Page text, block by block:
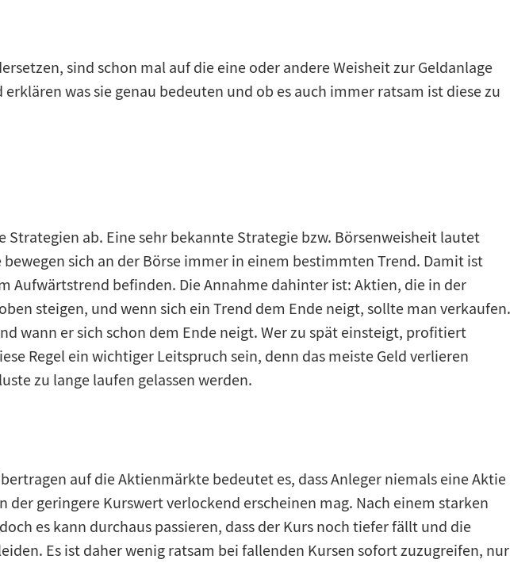
sind schon mal auf die eine oder andere Weisheit zur Geldanlage
was sie genau bedeuten und ob es auch immer ratsam ist diese zu
ab. Eine sehr bekannte Strategie bzw. Börsenweisheit lautet
sich an der Börse immer in einem bestimmten Trend. Damit ist
Aufwärtstrend befinden. Die Annahme dahinter ist: Aktien, die in der
steigen, und wenn sich ein Trend dem Ende neigt, sollte man verkaufen.
wann er sich schon dem Ende neigt. Wer zu spät einsteigt, profitiert
Regel ein wichtiger Leitspruch sein, denn das meiste Geld verlieren
zu lange laufen gelassen werden.
auf die Aktienmärkte bedeutet es, dass Anleger niemals eine Aktie
geringere Kurswert verlockend erscheinen mag. Nach einem starken
es kann durchaus passieren, dass der Kurs noch tiefer fällt und die
Es ist daher wenig ratsam bei fallenden Kursen sofort zuzugreifen, nur